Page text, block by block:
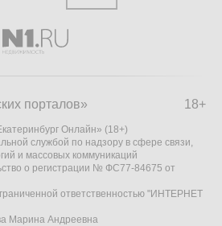
18+
порталов»
Онлайн» (18+)
службой по надзору в сфере связи,
и массовых коммуникаций
о регистрации № ФС77-84675 от
ответственностью "ИНТЕРНЕТ
Марина Андреевна